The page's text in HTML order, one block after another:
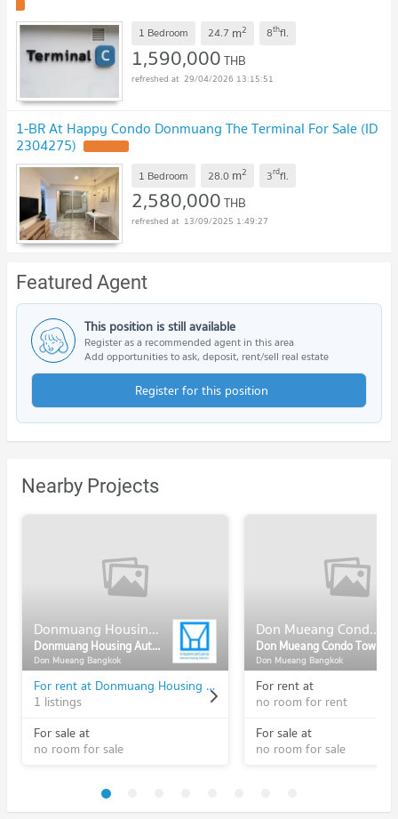
1 Bedroom 24.7 m2 8thfl.
1,590,000THB
29/04/2026 13:15:51
1-BR At Happy Condo Donmuang The Terminal For Sale (ID
2304275)
1 Bedroom 28.0 m2 3rdfl.
2,580,000THB
13/09/2025 1:49:27
Featured Agent
This position is still available
Register as a recommended agent in this area
Add opportunities to ask, deposit, rent/sell real estate
Register for this position
Nearby Projects
Donmuang Housing Authority
Donmuang Housing Authority
Don Mueang Bangkok
For rent at Donmuang Housing Authority
1 listings
For sale at
no room for sale
Don Mueang Condo Town
Don Mueang Condo Town
Don Mueang Bangkok
For rent at
no room for rent
For sale at
no room for sale